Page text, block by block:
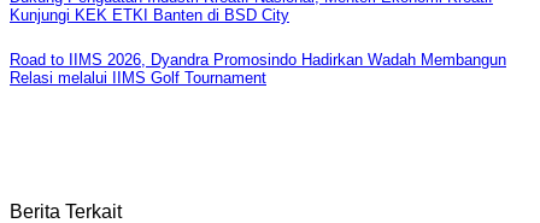
Kunjungi KEK ETKI Banten di BSD City
Road to IIMS 2026, Dyandra Promosindo Hadirkan Wadah Membangun
Relasi melalui IIMS Golf Tournament
Berita Terkait